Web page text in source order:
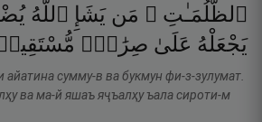
ٱلظُّلُمَـٰتِ ۗ مَن يَشَإِ ٱللَّهُ
يَجْعَلْهُ عَلَىٰ صِرَٰطٍۢ
айатина сумму-в ва букмун фи-з-зулумат.
ва ма-й яшаъ яҷъалҳу ъала сироти-м